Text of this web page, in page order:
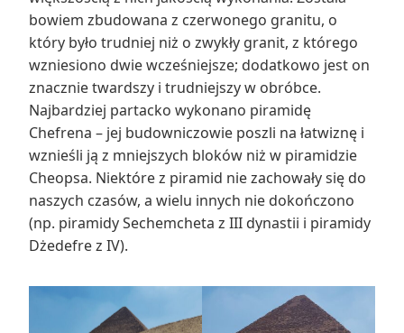
bowiem zbudowana z czerwonego granitu, o
który było trudniej niż o zwykły granit, z którego
wzniesiono dwie wcześniejsze; dodatkowo jest on
znacznie twardszy i trudniejszy w obróbce.
Najbardziej partacko wykonano piramidę
Chefrena – jej budowniczowie poszli na łatwiznę i
wznieśli ją z mniejszych bloków niż w piramidzie
Cheopsa. Niektóre z piramid nie zachowały się do
naszych czasów, a wielu innych nie dokończono
(np. piramidy Sechemcheta z III dynastii i piramidy
Dżedefre z IV).